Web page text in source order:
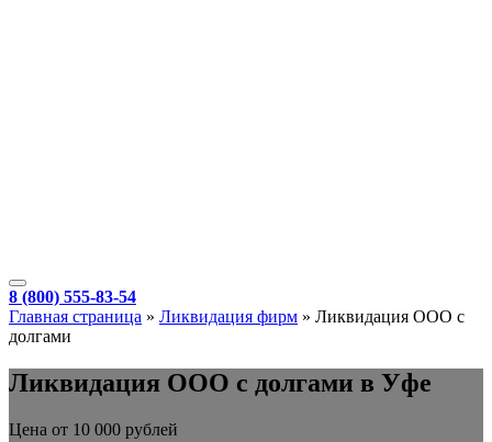
8 (800) 555-83-54
Главная страница » Ликвидация фирм » Ликвидация ООО с
долгами
Ликвидация ООО с долгами в Уфе
Цена от 10 000 рублей